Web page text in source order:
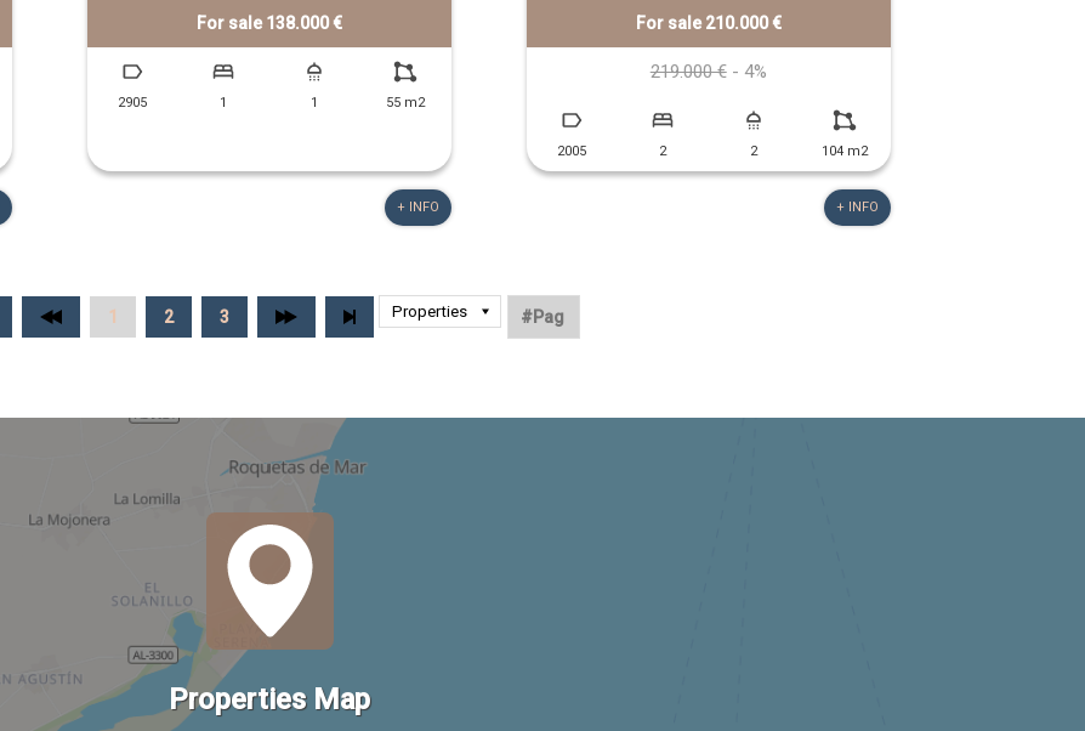
For sale 138.000 €
2905 1 1 55 m2
+ INFO
For sale 210.000 €
219.000 € - 4%
2005 2 2 104 m2
+ INFO
1 2 3
Properties Map